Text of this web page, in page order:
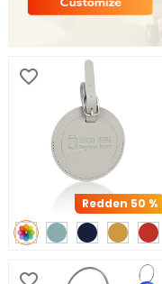
Redden 50 %